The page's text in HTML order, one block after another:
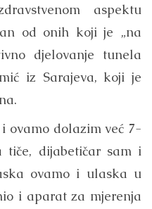
aspektu
od onih koji je „na
djelovanje tunela
iz Sarajeva, koji je
ovamo dolazim već 7-
tiče, dijabetičar sam i
ovamo i ulaska u
i aparat za mjerenja